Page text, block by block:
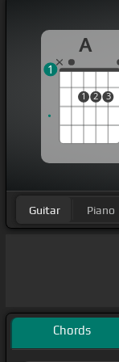
A
1 2 3
1
Guitar Piano
Chords